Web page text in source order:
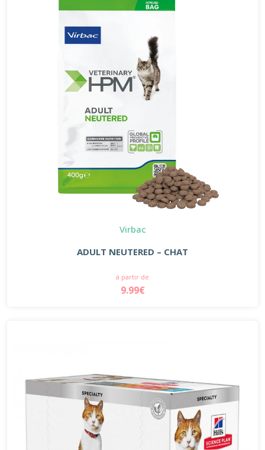
Virbac
ADULT NEUTERED – CHAT
à partir de
9.99€